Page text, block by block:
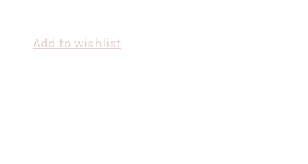
Add to wishlist